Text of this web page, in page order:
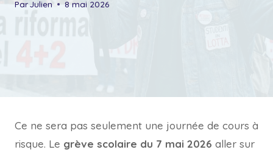
ParJulien 8 mai 2026
Ce ne sera pas seulement une journée de cours à
risque. Le grève scolaire du 7 mai 2026 aller sur